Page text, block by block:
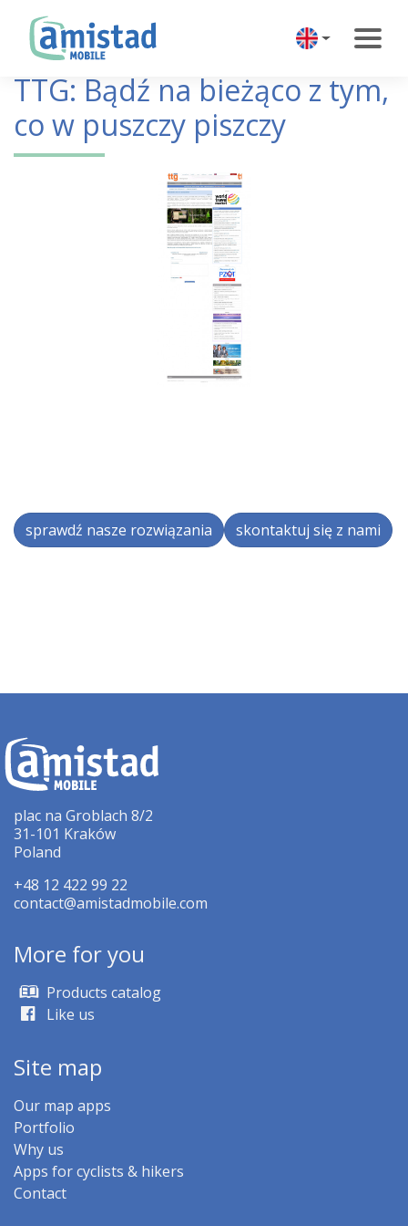
TTG: Bądź na bieżąco z tym,
co w puszczy piszczy
sprawdź nasze rozwiązania skontaktuj się z nami
plac na Groblach 8/2
31-101 Kraków
Poland
+48 12 422 99 22
contact@amistadmobile.com
More for you
Products catalog
Like us
Site map
Our map apps
Portfolio
Why us
Apps for cyclists & hikers
Contact